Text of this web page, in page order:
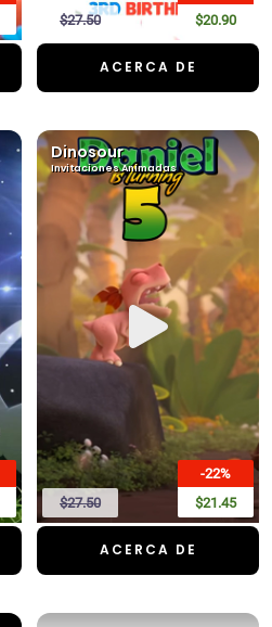
$20.90
$27.50
ACERCA DE
Dinosour
Invitaciones Animadas
-22%
$21.45
$27.50
ACERCA DE